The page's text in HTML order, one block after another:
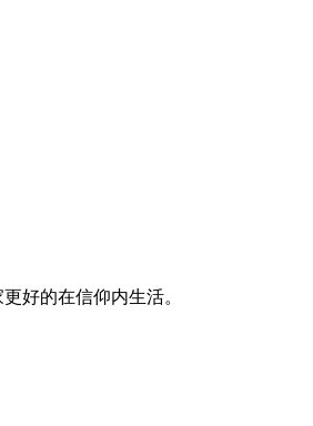
好的在信仰内生活。